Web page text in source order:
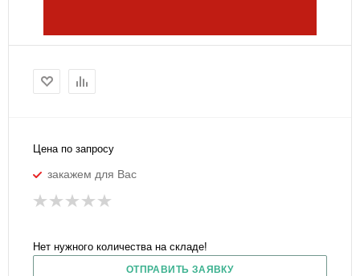
Цена по запросу
закажем для Вас
Нет нужного количества на складе!
ОТПРАВИТЬ ЗАЯВКУ